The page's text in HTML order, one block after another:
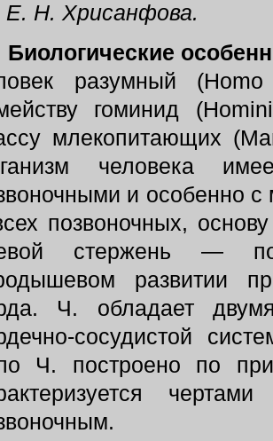
Е. Н. Хрисанфова.
Биологические
разумный
гоминид
млекопитающих
человека
и особенно
позвоночных,
стержень —
развитии
Ч. обладает
сосудистой
Ч. построено по